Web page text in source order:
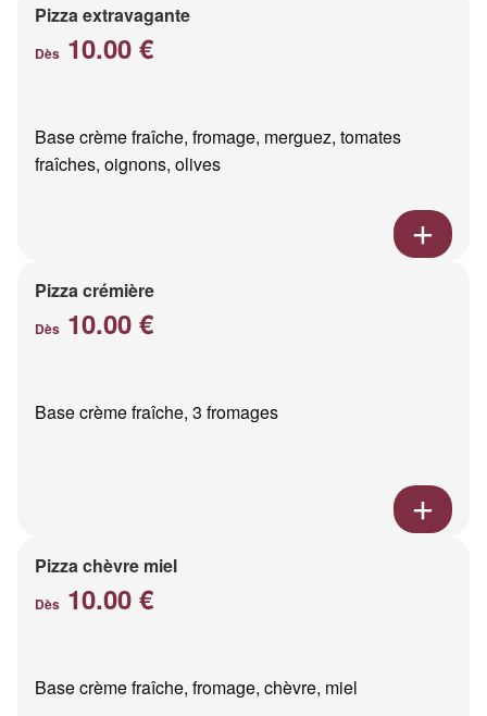
Pizza extravagante
Dès 10.00 €
Base crème fraîche, fromage, merguez, tomates
fraîches, oignons, olives
Pizza crémière
Dès 10.00 €
Base crème fraîche, 3 fromages
Pizza chèvre miel
Dès 10.00 €
Base crème fraîche, fromage, chèvre, miel